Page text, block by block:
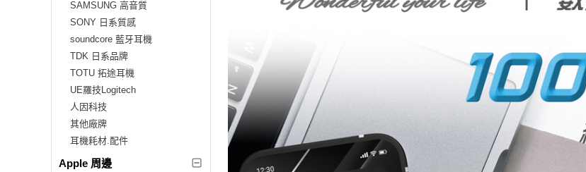
SAMSUNG 高音質
SONY 日系質感
soundcore 藍牙耳機
TDK 日系品牌
TOTU 拓途耳機
UE羅技Logitech
人因科技
其他廠牌
耳機耗材.配件
Apple 周邊